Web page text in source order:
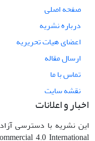
صفحه اصلی
درباره نشریه
اعضای هیات تحریریه
ارسال مقاله
تماس با ما
نقشه سایت
اخبار و اعلانات
این نشریه با دسترسی
4.0 International